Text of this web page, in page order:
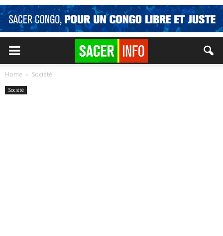
Home Société
Société